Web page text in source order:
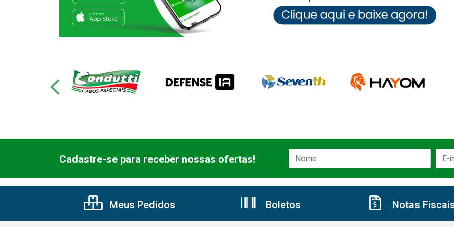
Cadastre-se para receber nossas ofertas!
Meus Pedidos Boletos Notas